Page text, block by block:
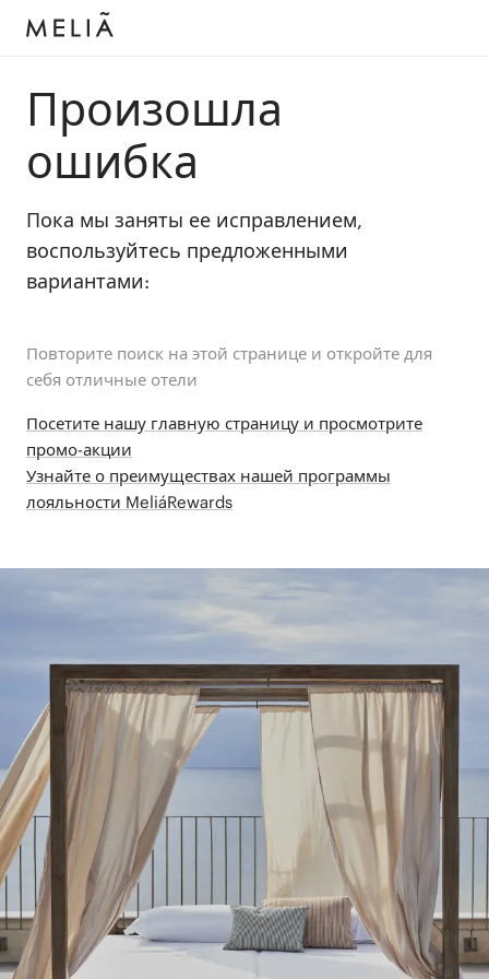
Произошла
ошибка
Пока мы заняты ее исправлением,
воспользуйтесь предложенными
вариантами:
Повторите поиск на этой странице и откройте для
себя отличные отели
Посетите нашу главную страницу и просмотрите
промо-акции
Узнайте о преимуществах нашей программы
лояльности MeliáRewards